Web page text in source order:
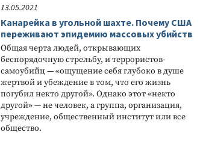
13.05.2021
Канарейка в угольной шахте. Почему США
переживают эпидемию массовых убийств
Общая черта людей, открывающих
беспорядочную стрельбу, и террористов-
самоубийц — «ощущение себя глубоко в душе
жертвой и убеждение в том, что его жизнь
погубил некто другой». Однако этот «некто
другой» — не человек, а группа, организация,
учреждение, общественный институт или все
общество.